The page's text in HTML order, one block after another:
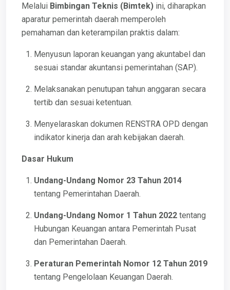
Melalui Bimbingan Teknis (Bimtek) ini, diharapkan
aparatur pemerintah daerah memperoleh
pemahaman dan keterampilan praktis dalam:
Menyusun laporan keuangan yang akuntabel dan
sesuai standar akuntansi pemerintahan (SAP).
Melaksanakan penutupan tahun anggaran secara
tertib dan sesuai ketentuan.
Menyelaraskan dokumen RENSTRA OPD dengan
indikator kinerja dan arah kebijakan daerah.
Dasar Hukum
Undang-Undang Nomor 23 Tahun 2014
tentang Pemerintahan Daerah.
Undang-Undang Nomor 1 Tahun 2022 tentang
Hubungan Keuangan antara Pemerintah Pusat
dan Pemerintahan Daerah.
Peraturan Pemerintah Nomor 12 Tahun 2019
tentang Pengelolaan Keuangan Daerah.